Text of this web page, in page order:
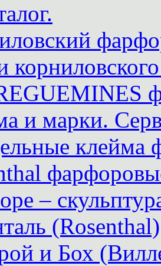
и марки.
клейма
–
(Rosenthal)
и Бох